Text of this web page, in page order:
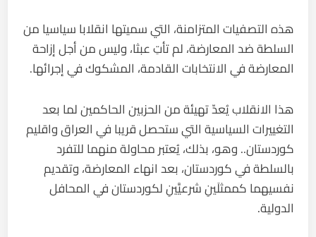
هذه التصفيات المتزامنة، التي سميتها انقلابا سياسيا من
السلطة ضد المعارضة، لم تأتِ عبثا، وليس من أجل إزاحة
المعارضة في الانتخابات القادمة، المشكوك في إجرائها.
هذا الانقلاب يُعدّ تهيئة من الحزبين الحاكمين لما بعد
التغييرات السياسية التي ستحصل قريبا في العراق واقليم
كوردستان.. وهو، بذلك، يُعتبر محاولة منهما للتفرد
بالسلطة في كوردستان، بعد انهاء المعارضة، وتقديم
نفسيهما كممثلَينِ شرعيَّينِ لكوردستان في المحافل
الدولية.